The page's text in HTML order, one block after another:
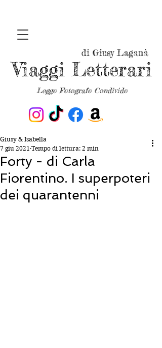
Leggo Fotografo Condivido
Viaggi Letterari
di Giusy Laganà
Forty - di Carla
Fiorentino. I superpoteri
dei quarantenni
Giusy & Isabella
7 giu 2021 Tempo di lettura: 2 min